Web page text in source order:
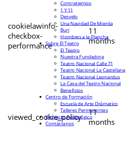
cookielawinfo-
checkbox-
performance
11
months
viewed_cookie_policy
11
months
Contratiempo
1 Y 11
Desvelo
Una Navidad De Mierda
Buri
Hombres a la Plancha
Sobre El Teatro
El Teatro
Nuestra Fundadora
Teatro Nacional Calle 71
Teatro Nacional La Castellana
Teatro Nacional Leonardus
La Casa del Teatro Nacional
Beneficios
Centro de Formación
Escuela de Arte Drámatico
Talleres Permanentes
Proyecto Pedagógico
Contáctanos